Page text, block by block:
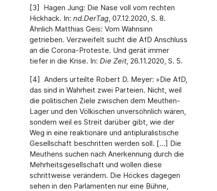
[3] Hagen Jung: Die Nase voll vom rechten
Hickhack. In: nd.DerTag, 07.12.2020, S. 8.
Ähnlich Matthias Geis: Vom Wahnsinn
getrieben. Verzweifelt sucht die AfD Anschluss
an die Corona-Proteste. Und gerät immer
tiefer in die Krise. In: Die Zeit, 26.11.2020, S. 5.
[4] Anders urteilte Robert D. Meyer: »Die AfD,
das sind in Wahrheit zwei Parteien. Nicht, weil
die politischen Ziele zwischen dem Meuthen-
Lager und den Völkischen unversöhnlich wären,
sondern weil es Streit darüber gibt, wie der
Weg in eine reaktionäre und antipluralistische
Gesellschaft beschritten werden soll. [...] Die
Meuthens suchen nach Anerkennung durch die
Mehrheitsgesellschaft und wollen diese
schrittweise verändern. Die Höckes dagegen
sehen in den Parlamenten nur eine Bühne,